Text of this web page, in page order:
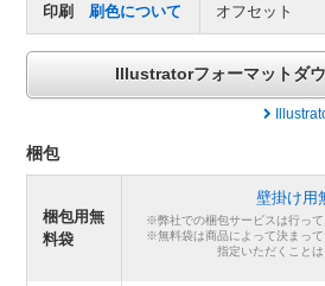
印刷 刷色について オフセット
Illustratorフォーマットダ
梱包
梱包用無
料袋
壁掛け用
※弊社での梱包サービスは行って
※無料袋は商品によって決まっ
指定いただくことは